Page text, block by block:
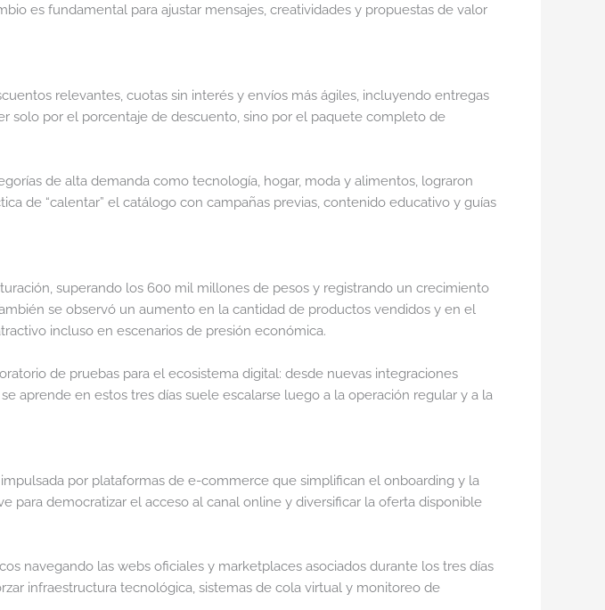
es fundamental para ajustar mensajes, creatividades y propuestas de valor
relevantes, cuotas sin interés y envíos más ágiles, incluyendo entregas
solo por el porcentaje de descuento, sino por el paquete completo de
de alta demanda como tecnología, hogar, moda y alimentos, lograron
de “calentar” el catálogo con campañas previas, contenido educativo y guías
superando los 600 mil millones de pesos y registrando un crecimiento
se observó un aumento en la cantidad de productos vendidos y en el
incluso en escenarios de presión económica.
de pruebas para el ecosistema digital: desde nuevas integraciones
aprende en estos tres días suele escalarse luego a la operación regular y a la
por plataformas de e-commerce que simplifican el onboarding y la
para democratizar el acceso al canal online y diversificar la oferta disponible
navegando las webs oficiales y marketplaces asociados durante los tres días
infraestructura tecnológica, sistemas de cola virtual y monitoreo de